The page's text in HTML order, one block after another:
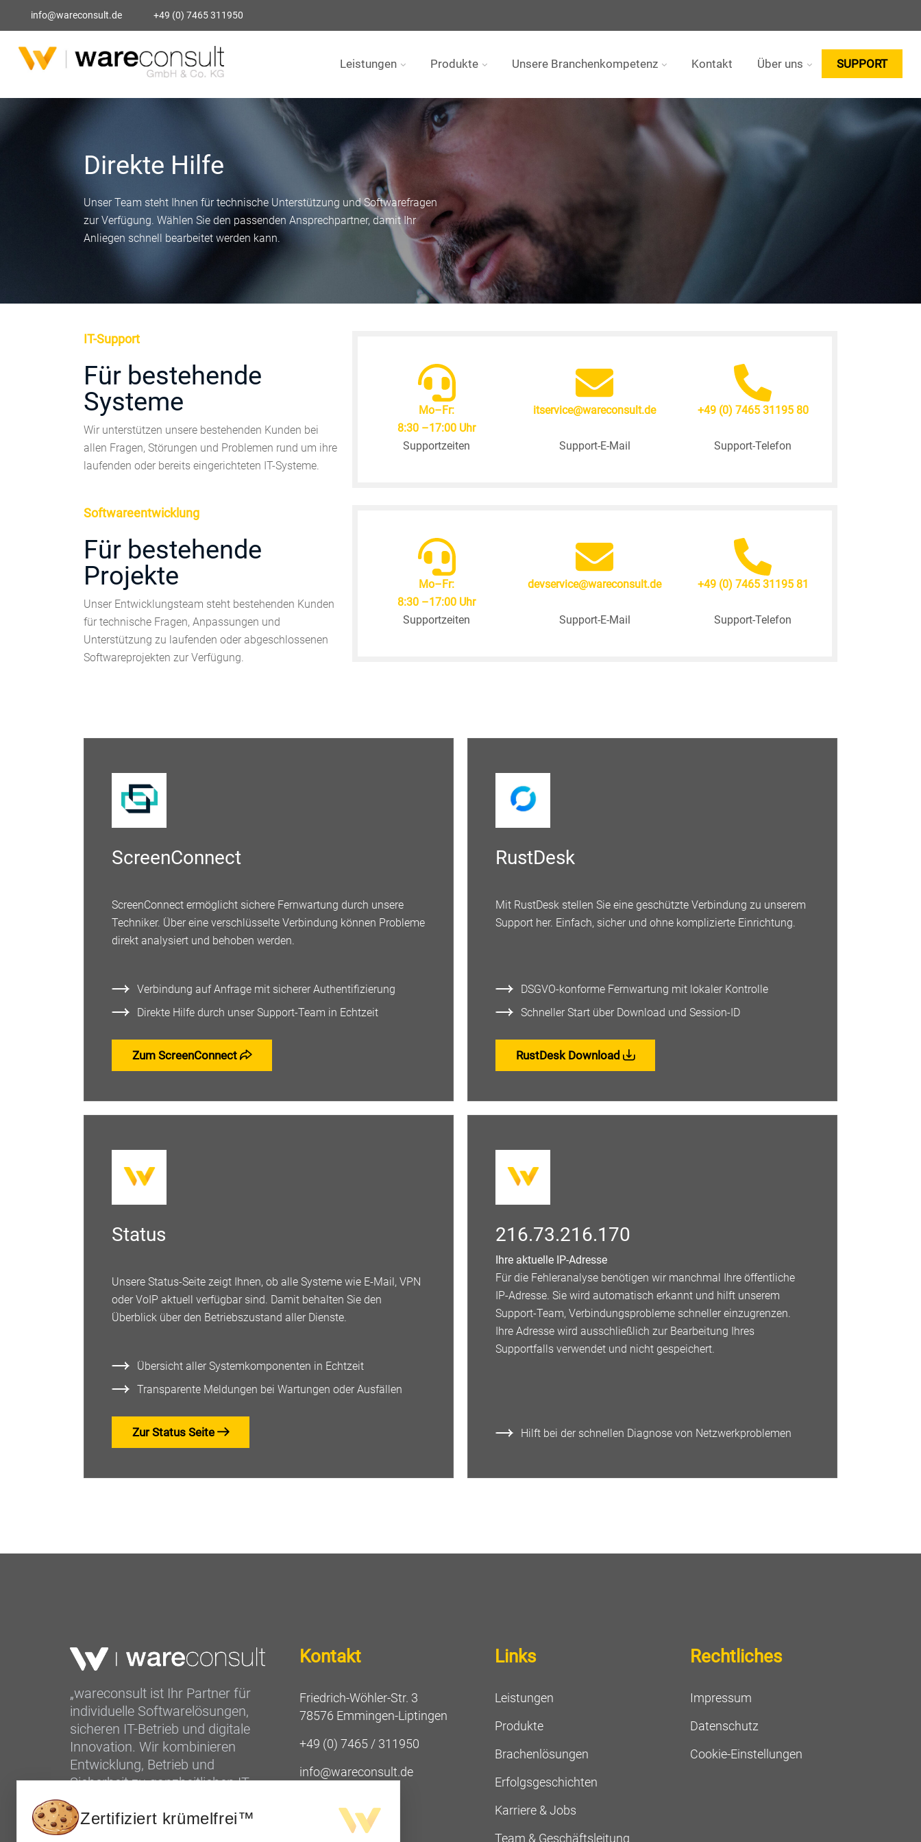
info@wareconsult.de +49 (0) 7465 311950
Leistungen Produkte Unsere Branchenkompetenz Kontakt Über uns SUPPORT
Direkte Hilfe
Unser Team steht Ihnen für technische Unterstützung und Softwarefragen
zur Verfügung. Wählen Sie den passenden Ansprechpartner, damit Ihr
Anliegen schnell bearbeitet werden kann.
IT-Support
Für bestehende
Systeme
Wir unterstützen unsere bestehenden Kunden bei
allen Fragen, Störungen und Problemen rund um ihre
laufenden oder bereits eingerichteten IT-Systeme.
Mo–Fr:
8:30 –17:00 Uhr
Supportzeiten
itservice@wareconsult.de
Support-E-Mail
+49 (0) 7465 31195 80
Support-Telefon
Softwareentwicklung
Für bestehende
Projekte
Unser Entwicklungsteam steht bestehenden Kunden
für technische Fragen, Anpassungen und
Unterstützung zu laufenden oder abgeschlossenen
Softwareprojekten zur Verfügung.
Mo–Fr:
8:30 –17:00 Uhr
Supportzeiten
devservice@wareconsult.de
Support-E-Mail
+49 (0) 7465 31195 81
Support-Telefon
ScreenConnect
ScreenConnect ermöglicht sichere Fernwartung durch unsere
Techniker. Über eine verschlüsselte Verbindung können Probleme
direkt analysiert und behoben werden.
Verbindung auf Anfrage mit sicherer Authentifizierung
Direkte Hilfe durch unser Support-Team in Echtzeit
Zum ScreenConnect
RustDesk
Mit RustDesk stellen Sie eine geschützte Verbindung zu unserem
Support her. Einfach, sicher und ohne komplizierte Einrichtung.
DSGVO-konforme Fernwartung mit lokaler Kontrolle
Schneller Start über Download und Session-ID
RustDesk Download
Status
Unsere Status-Seite zeigt Ihnen, ob alle Systeme wie E-Mail, VPN
oder VoIP aktuell verfügbar sind. Damit behalten Sie den
Überblick über den Betriebszustand aller Dienste.
Übersicht aller Systemkomponenten in Echtzeit
Transparente Meldungen bei Wartungen oder Ausfällen
Zur Status Seite
216.73.216.170
Ihre aktuelle IP-Adresse
Für die Fehleranalyse benötigen wir manchmal Ihre öffentliche
IP-Adresse. Sie wird automatisch erkannt und hilft unserem
Support-Team, Verbindungsprobleme schneller einzugrenzen.
Ihre Adresse wird ausschließlich zur Bearbeitung Ihres
Supportfalls verwendet und nicht gespeichert.
Hilft bei der schnellen Diagnose von Netzwerkproblemen
„wareconsult ist Ihr Partner für
individuelle Softwarelösungen,
sicheren IT-Betrieb und digitale
Innovation. Wir kombinieren
Entwicklung, Betrieb und
Sicherheit zu ganzheitlichen IT
Lösungen aus einer Hand.“
Kontakt
Friedrich-Wöhler-Str. 3
78576 Emmingen-Liptingen
+49 (0) 7465 / 311950
info@wareconsult.de
Links
Leistungen
Produkte
Brachenlösungen
Erfolgsgeschichten
Karriere & Jobs
Team & Geschäftsleitung
Rechtliches
Impressum
Datenschutz
Cookie-Einstellungen
Zertifiziert krümelfrei™